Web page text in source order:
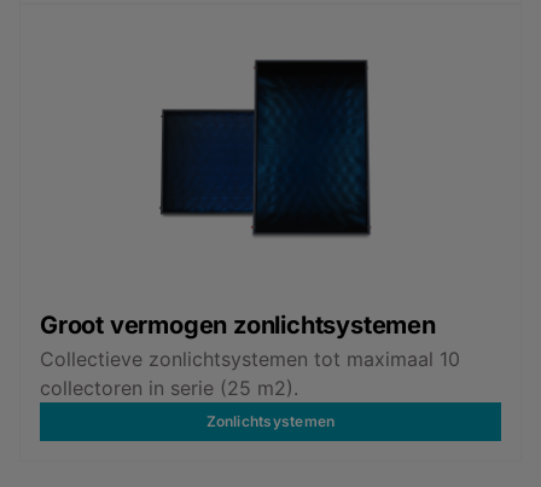
Groot vermogen zonlichtsystemen
Collectieve zonlichtsystemen tot maximaal 10
collectoren in serie (25 m2).
Zonlichtsystemen